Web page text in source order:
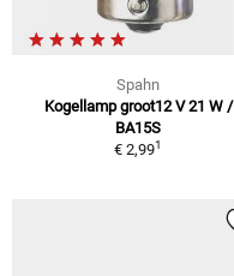
Spahn
Kogellamp groot12 V 21 W /
BA15S
€ 2,991